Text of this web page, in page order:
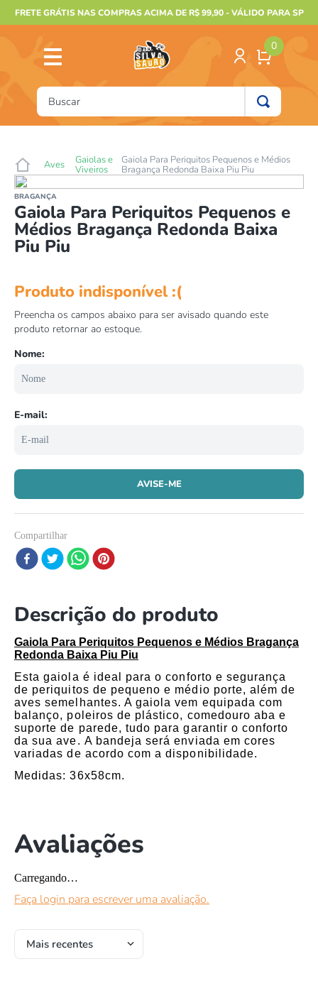
FRETE GRÁTIS NAS COMPRAS ACIMA DE R$ 99,90 - VÁLIDO PARA SP
0
Buscar
Aves Gaiolas e
Viveiros
Gaiola Para Periquitos Pequenos e Médios
Bragança Redonda Baixa Piu Piu
BRAGANÇA
Gaiola Para Periquitos Pequenos e
Médios Bragança Redonda Baixa
Piu Piu
Compartilhar
Descrição do produto
Gaiola Para Periquitos Pequenos e Médios Bragança
Redonda Baixa Piu Piu
Esta gaiola é ideal para o conforto e segurança
de periquitos de pequeno e médio porte, além de
aves semelhantes. A gaiola vem equipada com
balanço, poleiros de plástico, comedouro aba e
suporte de parede, tudo para garantir o conforto
da sua ave. A bandeja será enviada em cores
variadas de acordo com a disponibilidade.
Medidas: 36x58cm.
Avaliações
Carregando…
Faça login para escrever uma avaliação.
Mais recentes
2º
animais
3º
gecko
4º
gaiolas bragança
7
papagaio
8